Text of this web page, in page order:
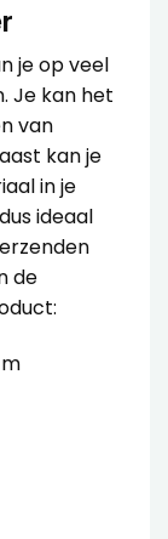
je op veel
Je kan het
van
kan je
in je
ideaal
de